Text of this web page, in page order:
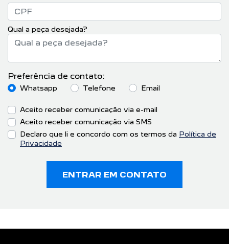
Qual a peça desejada?
Preferência de contato:
Whatsapp Telefone Email
Aceito receber comunicação via e-mail
Aceito receber comunicação via SMS
Declaro que li e concordo com os termos da Política de
Privacidade
ENTRAR EM CONTATO